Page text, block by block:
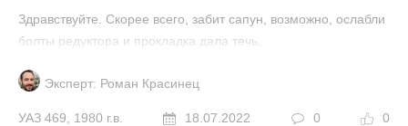
Здравствуйте. Скорее всего, забит сапун, возможно, ослабли
болты редуктора и прокладка дала течь.
Эксперт: Роман Красинец
УАЗ 469 1980 г.в. 18.07.2022 0 0